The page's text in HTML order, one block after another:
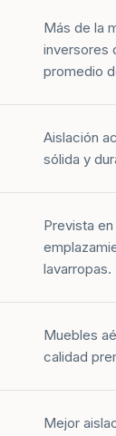
Más de la
inversores
promedio
Aislación
sólida y
Prevista
lavarropas.
Muebles
calidad
Mejor